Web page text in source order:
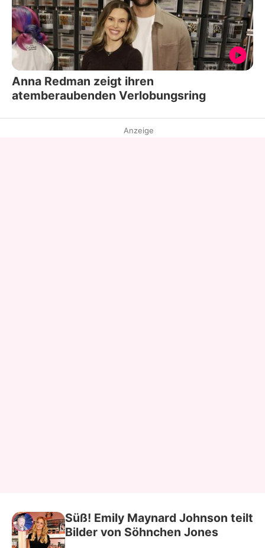
Anna Redman zeigt ihren
atemberaubenden Verlobungsring
Anzeige
Süß! Emily Maynard Johnson teilt
Bilder von Söhnchen Jones